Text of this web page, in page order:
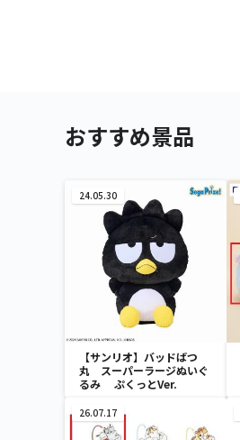
おすすめ景品
24.05.30
【サンリオ】バッドばつ
丸 スーパーラージぬいぐ
るみ ぷくっとVer.
26.07.17